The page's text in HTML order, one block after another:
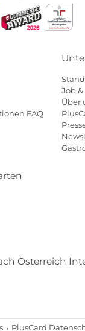
FAQ
Job
Über
Österreich
PlusCard